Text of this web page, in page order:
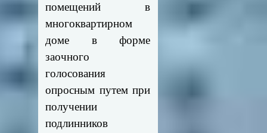
помещений в
многоквартирном
доме в форме
заочного
голосования
опросным путем при
получении
подлинников